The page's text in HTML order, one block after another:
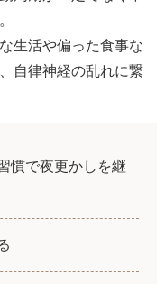
生活や偏った食事な
自律神経の乱れに繋
慣で夜更かしを継